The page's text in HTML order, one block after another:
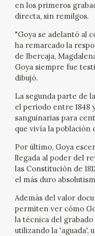
BIOGRAFÍA
CRONOLOGÍA
EL VIAJE DE GOYA
CATÁLOGO
GOYA EN EL MUNDO
GOYA EN ARAGÓN
PREMIO ARAGÓN GOYA
EDICIONES
PUBLICACIONES
en los primeros
directa, sin remilgos.
"Goya se adelantó al
ha remarcado la
de Ibercaja,
Goya siempre fue
dibujó.
La segunda parte de
el periodo entre 1848
sanguinarias para
que vivía la población
Por último, Goya
llegada al poder del
las Constitución de
el más duro
Además del valor
permiten ver cómo
la técnica del
utilizando la 'aguada',